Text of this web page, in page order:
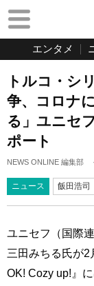
エンタメ
トルコ・シ
争、コロナ
る」ユニセ
ポート
NEWS ONLINE 編集部
ニュース 飯田浩司
ユニセフ（国際
三田みちる氏が
OK! Cozy up!』